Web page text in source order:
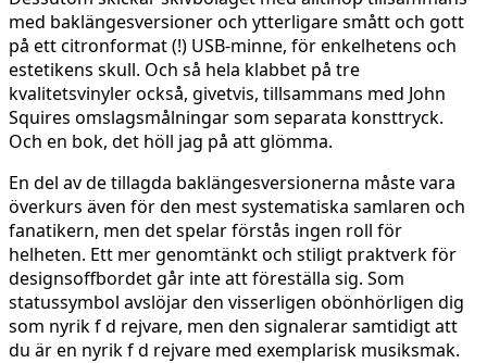
med baklängesversioner och ytterligare smått och gott
på ett citronformat (!) USB-minne, för enkelhetens och
estetikens skull. Och så hela klabbet på tre
kvalitetsvinyler också, givetvis, tillsammans med John
Squires omslagsmålningar som separata konsttryck.
Och en bok, det höll jag på att glömma.
En del av de tillagda baklängesversionerna måste vara
överkurs även för den mest systematiska samlaren och
fanatikern, men det spelar förstås ingen roll för
helheten. Ett mer genomtänkt och stiligt praktverk för
designsoffbordet går inte att föreställa sig. Som
statussymbol avslöjar den visserligen obönhörligen dig
som nyrik f d rejvare, men den signalerar samtidigt att
du är en nyrik f d rejvare med exemplarisk musiksmak.